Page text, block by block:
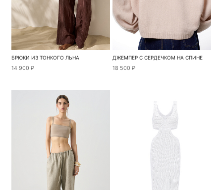
БРЮКИ ИЗ ТОНКОГО ЛЬНА
14 900 ₽
ДЖЕМПЕР С СЕРДЕЧКОМ НА СПИНЕ
18 500 ₽